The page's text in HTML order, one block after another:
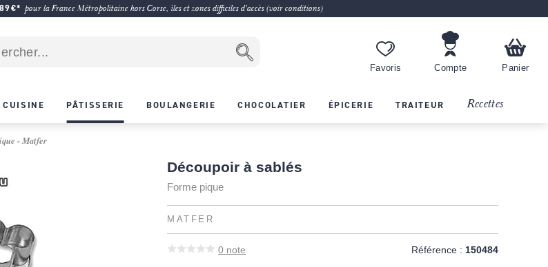
pour la France Métropolitaine hors Corse, îles et zones difficiles d'accès (voir conditions)
Favoris Compte Panier
CUISINE PÂTISSERIE BOULANGERIE CHOCOLATIER ÉPICERIE TRAITEUR Recettes
- Matfer
Découpoir à sablés
Forme pique
MATFER
0 note Référence : 150484